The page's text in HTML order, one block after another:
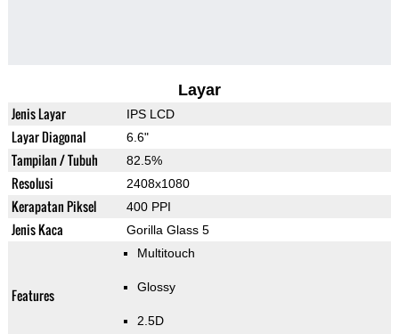
Layar
Jenis Layar IPS LCD
Layar Diagonal 6.6"
Tampilan / Tubuh 82.5%
Resolusi 2408x1080
Kerapatan Piksel 400 PPI
Jenis Kaca Gorilla Glass 5
Features
Multitouch
Glossy
2.5D